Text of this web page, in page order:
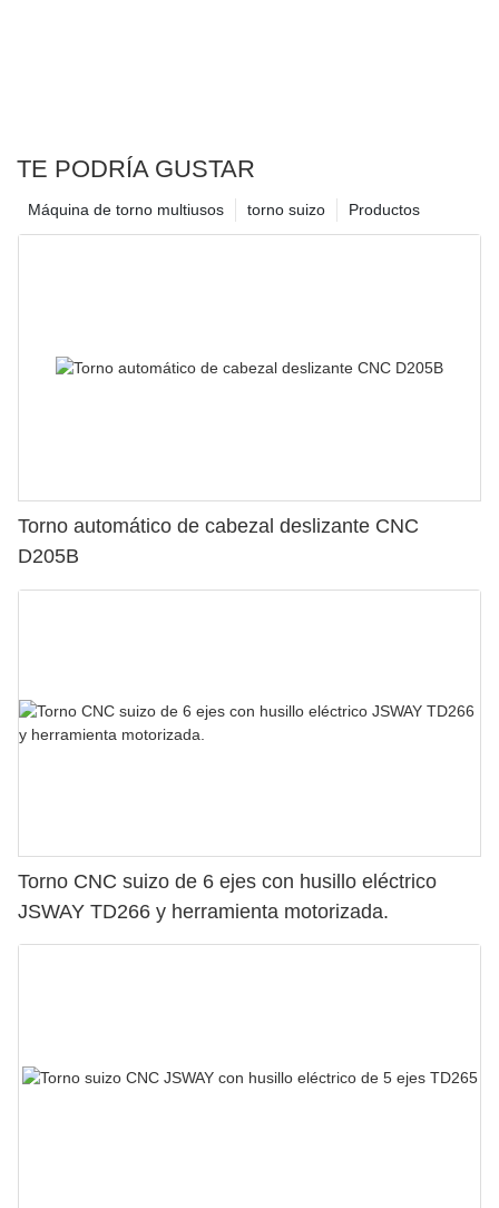
TE PODRÍA GUSTAR
Productos
torno suizo
Máquina de torno multiusos
Torno automático de cabezal deslizante CNC
D205B
Torno CNC suizo de 6 ejes con husillo eléctrico
JSWAY TD266 y herramienta motorizada.